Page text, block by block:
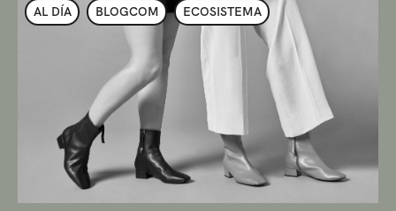
AL DÍA BLOGCOM ECOSISTEMA